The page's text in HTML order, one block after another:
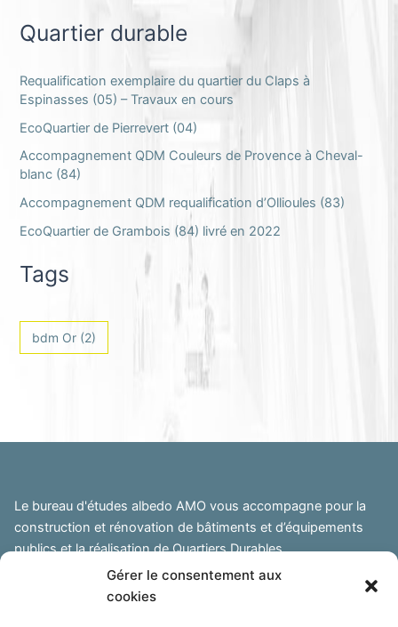
Gérer le consentement aux
cookies
Quartier durable
Requalification exemplaire du quartier du Claps à
Espinasses (05) – Travaux en cours
EcoQuartier de Pierrevert (04)
Accompagnement QDM Couleurs de Provence à Cheval-
blanc (84)
Accompagnement QDM requalification d’Ollioules (83)
EcoQuartier de Grambois (84) livré en 2022
Tags
bdm Or (2)
Le bureau d'études albedo AMO vous accompagne pour la
construction et rénovation de bâtiments et d’équipements
publics et la réalisation de Quartiers Durables.